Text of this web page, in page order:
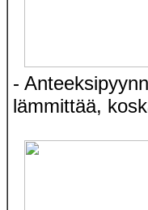
-
lämmittää,